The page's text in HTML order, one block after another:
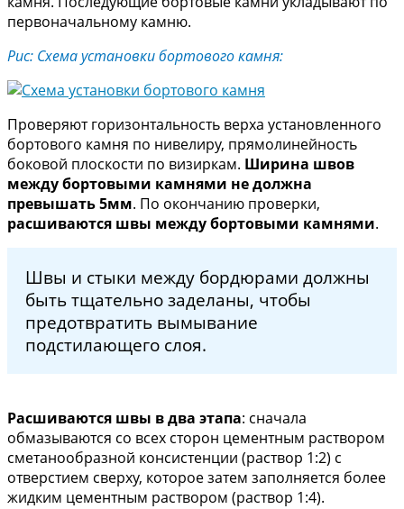
первоначальному камню.
Рис: Схема установки бортового камня:
Проверяют горизонтальность верха установленного
бортового камня по нивелиру‚ прямолинейность
боковой плоскости по визиркам. Ширина швов
между бортовыми камнями не должна
превышать 5мм. По окончанию проверки,
расшиваются швы между бортовыми камнями.
Швы и стыки между бордюрами должны
быть тщательно заделаны, чтобы
предотвратить вымывание
подстилающего слоя.
Расшиваются швы в два этапа: cначала
обмазываются со всех сторон цементным раствором
сметанообразной консистенции (раствор 1:2) с
отверстием сверху, которое затем заполняется более
жидким цементным раствором (раствор 1:4).